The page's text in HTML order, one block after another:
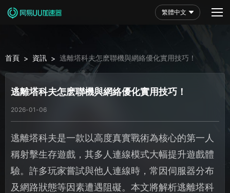
繁體中文
首頁 > 資訊 > 逃離塔科夫怎麽聯機與網絡優化實用技巧！
逃離塔科夫怎麽聯機與網絡優化實用技巧！
2026-01-06
逃離塔科夫是一款以高度真實戰術為核心的第一人
稱射擊生存遊戲，其多人連線模式大幅提升遊戲體
驗。許多玩家嘗試與他人連線時，常因伺服器分布
及網路狀態等因素遭遇阻礙。本文將解析逃離塔科